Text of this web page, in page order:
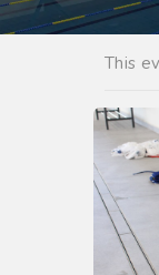
This